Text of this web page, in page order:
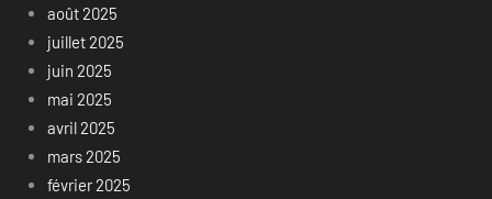
août 2025
juillet 2025
juin 2025
mai 2025
avril 2025
mars 2025
février 2025